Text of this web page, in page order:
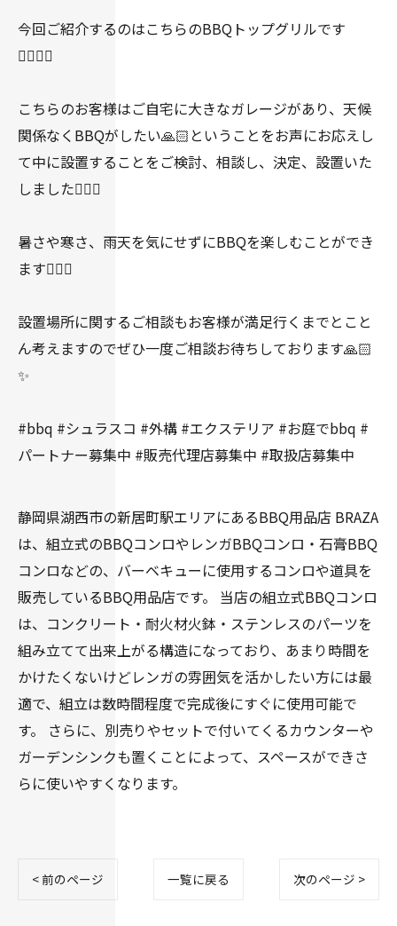
今回ご紹介するのはこちらのBBQトップグリルです
💁🏻‍♀️✨
こちらのお客様はご自宅に大きなガレージがあり、天候
関係なくBBQがしたい🙏🏻ということをお声にお応えし
て中に設置することをご検討、相談し、決定、設置いた
しました👍🏻✨
暑さや寒さ、雨天を気にせずにBBQを楽しむことができ
ます👍🏻✨
設置場所に関するご相談もお客様が満足行くまでとこと
ん考えますのでぜひ一度ご相談お待ちしております🙏🏻
✨
#bbq #シュラスコ #外構 #エクステリア #お庭でbbq #
パートナー募集中 #販売代理店募集中 #取扱店募集中
静岡県湖西市の新居町駅エリアにあるBBQ用品店 BRAZA
は、組立式のBBQコンロやレンガBBQコンロ・石膏BBQ
コンロなどの、バーベキューに使用するコンロや道具を
販売しているBBQ用品店です。 当店の組立式BBQコンロ
は、コンクリート・耐火材火鉢・ステンレスのパーツを
組み立てて出来上がる構造になっており、あまり時間を
かけたくないけどレンガの雰囲気を活かしたい方には最
適で、組立は数時間程度で完成後にすぐに使用可能で
す。 さらに、別売りやセットで付いてくるカウンターや
ガーデンシンクも置くことによって、スペースができさ
らに使いやすくなります。
< 前のページ 一覧に戻る 次のページ >